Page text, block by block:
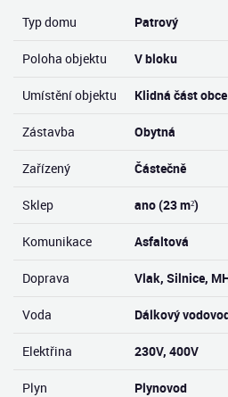
Typ domu Patrový
Poloha objektu V bloku
Umístění objektu Klidná část obce
Zástavba Obytná
Zařízený Částečně
Sklep ano (23 m²)
Komunikace Asfaltová
Doprava Vlak, Silnice,
Voda Dálkový
Elektřina 230V, 400V
Plyn Plynovod